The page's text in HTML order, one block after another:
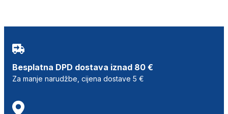
Besplatna DPD dostava iznad 80 €
Za manje narudžbe, cijena dostave 5 €